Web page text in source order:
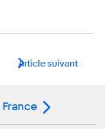
Article suivant